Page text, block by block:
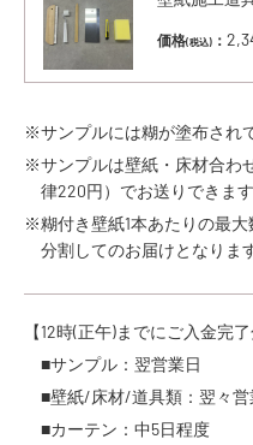
価格(税込) ：
※サンプルには糊が塗布され
※サンプルは壁紙・床材合わ
律220円）でお送りできます
※糊付き壁紙1本あたりの最
分割してのお届けとなりま
【12時(正午)までにご入金完
■サンプル：翌営業日
■壁紙/床材/道具類：翌々営
■カーテン：中5日程度